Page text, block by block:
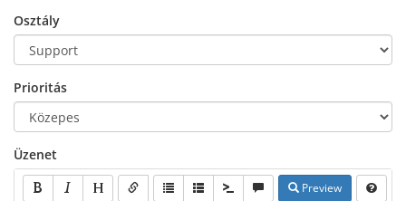
Osztály
Prioritás
Üzenet
Preview